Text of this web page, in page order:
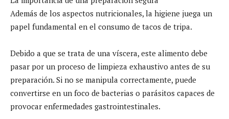
Además de los aspectos nutricionales, la higiene juega un
papel fundamental en el consumo de tacos de tripa.
Debido a que se trata de una víscera, este alimento debe
pasar por un proceso de limpieza exhaustivo antes de su
preparación. Si no se manipula correctamente, puede
convertirse en un foco de bacterias o parásitos capaces de
provocar enfermedades gastrointestinales.